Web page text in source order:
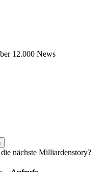
12.000 News
nächste Milliardenstory?